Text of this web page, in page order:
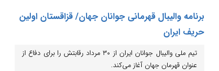
برنامه والیبال قهرمانی جوانان جهان/ قزاقستان اولین
حریف ایران
تیم ملی والیبال جوانان ایران از ۳۰ مرداد رقابتش را برای دفاع از
عنوان قهرمان جهان آغاز می‌کند.